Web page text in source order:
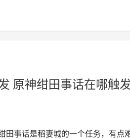
原神绀田事话在哪触
事话是稻妻城的一个任务，有点